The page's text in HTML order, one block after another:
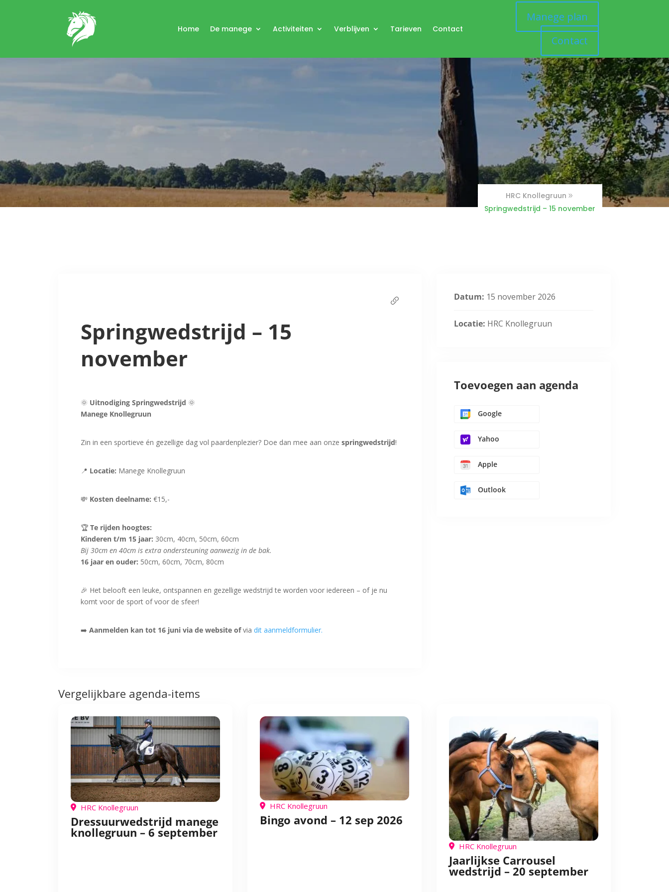
Home De manege Activiteiten Verblijven Tarieven Contact
Manege plan
Contact
HRC Knollegruun
Springwedstrijd – 15 november
Springwedstrijd – 15
november
🌞 Uitnodiging Springwedstrijd 🌞
Manege Knollegruun
Zin in een sportieve én gezellige dag vol paardenplezier? Doe dan mee aan onze springwedstrijd!
📍 Locatie: Manege Knollegruun
💸 Kosten deelname: €15,-
🏆 Te rijden hoogtes:
Kinderen t/m 15 jaar: 30cm, 40cm, 50cm, 60cm
Bij 30cm en 40cm is extra ondersteuning aanwezig in de bak.
16 jaar en ouder: 50cm, 60cm, 70cm, 80cm
🎉 Het belooft een leuke, ontspannen en gezellige wedstrijd te worden voor iedereen – of je nu
komt voor de sport of voor de sfeer!
➡️ Aanmelden kan tot 16 juni via de website ofvia dit aanmeldformulier.
Datum: 15 november 2026
Locatie: HRC Knollegruun
Toevoegen aan agenda
Google
Yahoo
Apple
Outlook
Vergelijkbare agenda-items
HRC Knollegruun
Dressuurwedstrijd manege
knollegruun – 6 september
HRC Knollegruun
Bingo avond – 12 sep 2026
HRC Knollegruun
Jaarlijkse Carrousel
wedstrijd – 20 september